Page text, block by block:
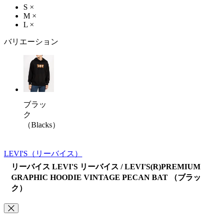
S ×
M ×
L ×
バリエーション
ブラッ
ク
（Blacks）
LEVI'S （リーバイス）
リーバイス LEVI'S リーバイス / LEVI'S(R)PREMIUM
GRAPHIC HOODIE VINTAGE PECAN BAT （ブラッ
ク）